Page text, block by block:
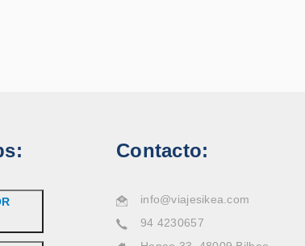
Contacto:
info@viajesikea.com
94 4230657